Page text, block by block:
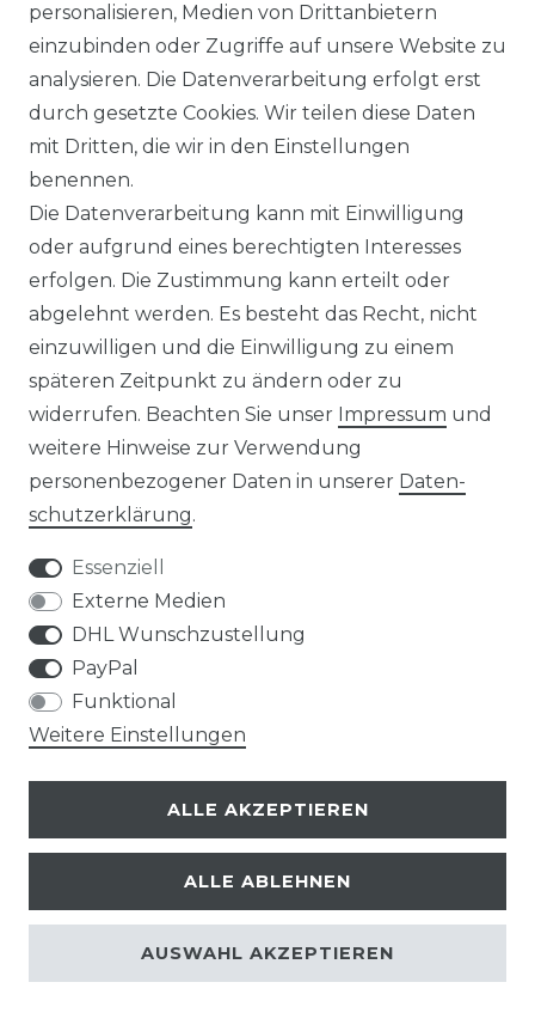
MICROVERPACKUNG
MEIN KONTO
WARENKORB
REGISTRIEREN
LOGIN
ZAHLUNG UND VERSAND
Impressum
© Copyright 2026 | Alle Rechte vorbehalten.
personalisieren, Medien von Drittanbietern
einzubinden oder Zugriffe auf unsere Website zu
analysieren. Die Datenverarbeitung erfolgt erst
durch gesetzte Cookies. Wir teilen diese Daten
mit Dritten, die wir in den Einstellungen
benennen.
Die Datenverarbeitung kann mit Einwilligung
oder aufgrund eines berechtigten Interesses
erfolgen. Die Zustimmung kann erteilt oder
abgelehnt werden. Es besteht das Recht, nicht
einzuwilligen und die Einwilligung zu einem
späteren Zeitpunkt zu ändern oder zu
widerrufen. Beachten Sie unser Impressum und
weitere Hinweise zur Verwendung
personenbezogener Daten in unserer Daten­
schutz­erklärung.
Essenziell
Externe Medien
DHL Wunschzustellung
PayPal
Funktional
Weitere Einstellungen
ALLE AKZEPTIEREN
ALLE ABLEHNEN
AUSWAHL AKZEPTIEREN